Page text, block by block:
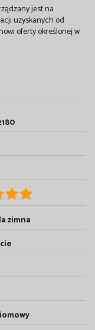
jest na
uzyskanych od
oferty określonej w
zimna